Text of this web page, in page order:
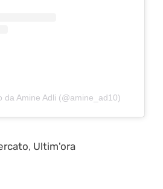
da Amine Adli (@amine_ad10)
, Ultim'ora